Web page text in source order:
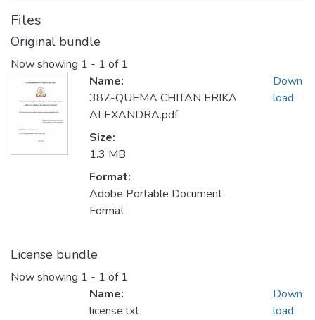
Files
Original bundle
Now showing 1 - 1 of 1
Name:
387-QUEMA CHITAN ERIKA
ALEXANDRA.pdf
Size:
1.3 MB
Format:
Adobe Portable Document
Format
Down
load
License bundle
Now showing 1 - 1 of 1
Name:
license.txt
Down
load